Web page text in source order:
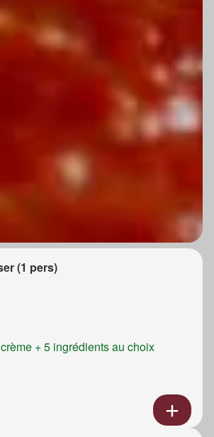
(1 pers)
+ 5 ingrédients au choix